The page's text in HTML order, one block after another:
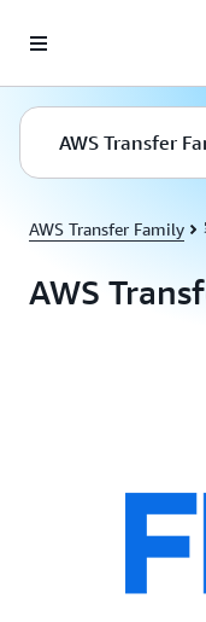
AWS Transfer
AWS Transfer Family
AWS